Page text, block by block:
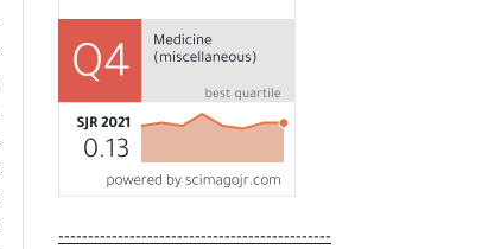
----------------------------------------------